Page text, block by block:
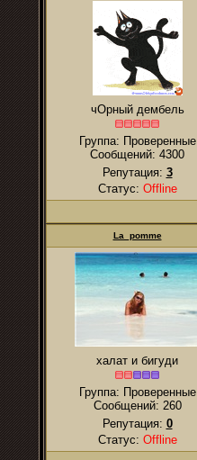
чОрный дембель
Группа: Проверенные
Сообщений: 4300
Репутация: 3
Статус: Offline
La_pomme
халат и бигуди
Группа: Проверенные
Сообщений: 260
Репутация: 0
Статус: Offline